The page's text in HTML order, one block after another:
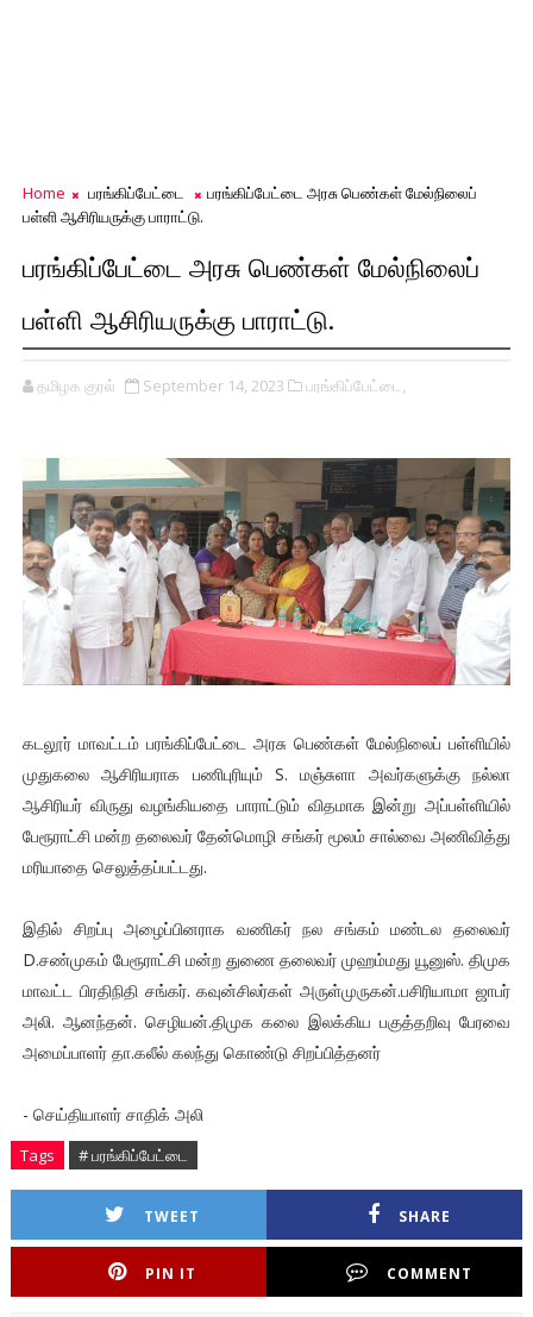
Home பரங்கிப்பேட்டை
பரங்கிப்பேட்டை அரசு பெண்கள் மேல்நிலைப்
பள்ளி ஆசிரியருக்கு பாராட்டு.
பரங்கிப்பேட்டை அரசு பெண்கள் மேல்நிலைப்
பள்ளி ஆசிரியருக்கு பாராட்டு.
தமிழக குரல் September 14, 2023 பரங்கிப்பேட்டை,
கடலூர் மாவட்டம் பரங்கிப்பேட்டை அரசு பெண்கள் மேல்நிலைப் பள்ளியில்
முதுகலை ஆசிரியராக பணிபுரியும் S. மஞ்சுளா அவர்களுக்கு நல்லா
ஆசிரியர் விருது வழங்கியதை பாராட்டும் விதமாக இன்று அப்பள்ளியில்
பேரூராட்சி மன்ற தலைவர் தேன்மொழி சங்கர் மூலம் சால்வை அணிவித்து
மரியாதை செலுத்தப்பட்டது.
இதில் சிறப்பு அழைப்பினராக வணிகர் நல சங்கம் மண்டல தலைவர்
D.சண்முகம் பேரூராட்சி மன்ற துணை தலைவர் முஹம்மது யூனுஸ். திமுக
மாவட்ட பிரதிநிதி சங்கர். கவுன்சிலர்கள் அருள்முருகன்.பசிரியாமா ஜாபர்
அலி. ஆனந்தன். செழியன்.திமுக கலை இலக்கிய பகுத்தறிவு பேரவை
அமைப்பாளர் தா.கலீல் கலந்து கொண்டு சிறப்பித்தனர்
- செய்தியாளர் சாதிக் அலி
Tags # பரங்கிப்பேட்டை
TWEET SHARE
PIN IT COMMENT